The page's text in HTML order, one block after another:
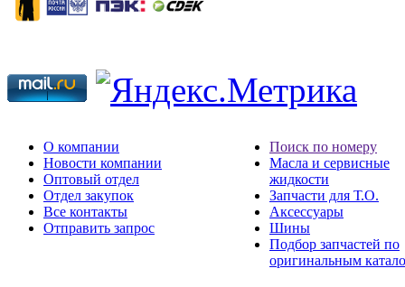
О компании
Новости компании
Оптовый отдел
Отдел закупок
Все контакты
Отправить запрос
Поиск по номеру
Масла и сервисные
жидкости
Запчасти для Т.О.
Аксессуары
Шины
Подбор запчастей по
оригинальным